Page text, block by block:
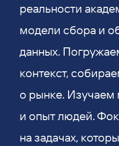
реальности
модели сбора и
данных.
контекст,
о рынке.
и опыт людей.
на задачах,